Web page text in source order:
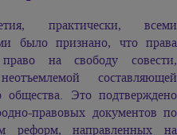
практически, всеми
было признано, что права
на свободу совести,
составляющей
общества. Это подтверждено
правовых документов по
реформ, направленных на